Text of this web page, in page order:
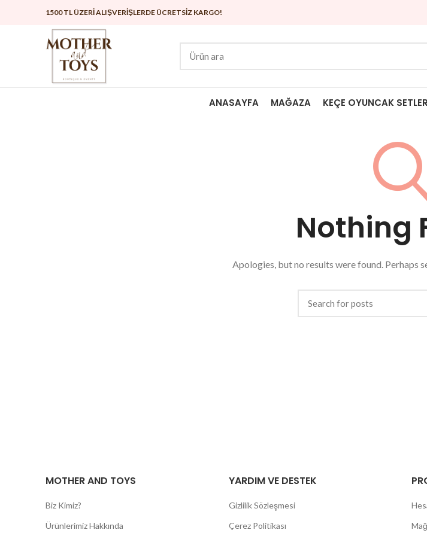
1500 TL ÜZERİ ALIŞVERİŞLERDE ÜCRETSİZ KARGO!
ANASAYFA MAĞAZA KEÇE OYUNCAK
Nothing
Apologies, but no results were found. Perhaps
MOTHER AND TOYS
Biz Kimiz?
Ürünlerimiz Hakkında
YARDIM VE DESTEK
Gizlilik Sözleşmesi
Çerez Politikası